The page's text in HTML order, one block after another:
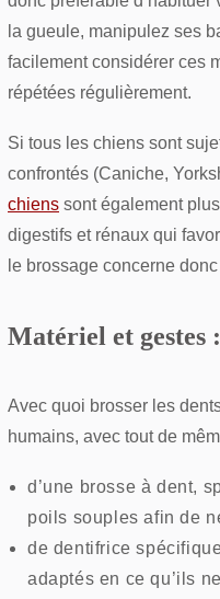
la gueule, manipulez ses
facilement considérer ces
répétées régulièrement.
Si tous les chiens sont
confrontés (Caniche,
chiens sont également
digestifs et rénaux qui
le brossage concerne
Matériel et gestes
Avec quoi brosser les
humains, avec tout de
d’une brosse à dent,
poils souples afin de
de dentifrice
adaptés en ce qu’ils